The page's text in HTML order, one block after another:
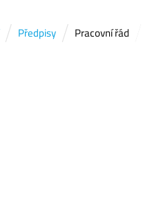
Předpisy Pracovní řád